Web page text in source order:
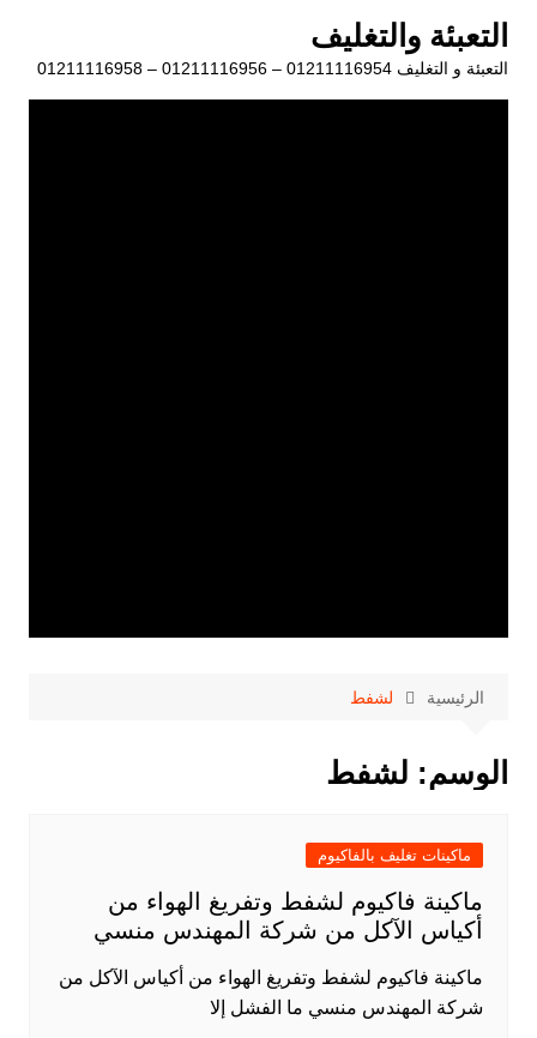
المحتوى
التعبئة والتغليف
التعبئة و التغليف 01211116954 – 01211116956 – 01211116958
الرئيسية لشفط
الوسم: لشفط
ماكينات تغليف بالفاكيوم
ماكينة فاكيوم لشفط وتفريغ الهواء من
أكياس الآكل من شركة المهندس منسي
ماكينة فاكيوم لشفط وتفريغ الهواء من أكياس الآكل من
شركة المهندس منسي ما الفشل إلا